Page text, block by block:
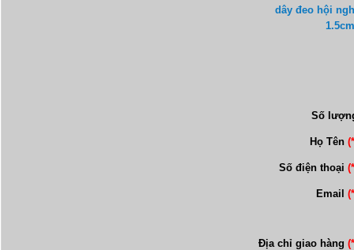
dây đeo hội
Số
Họ Tên
Số điện thoại
Email
Địa chỉ giao hàng